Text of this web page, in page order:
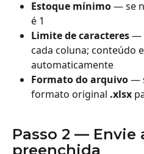
Estoque mínimo — se
é 1
Limite de caracteres —
cada coluna; conteúdo
automaticamente
Formato do arquivo —
formato original .xlsx
Passo 2 — Envie
preenchida